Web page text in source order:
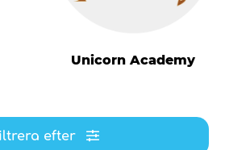
Unicorn Academy
efter